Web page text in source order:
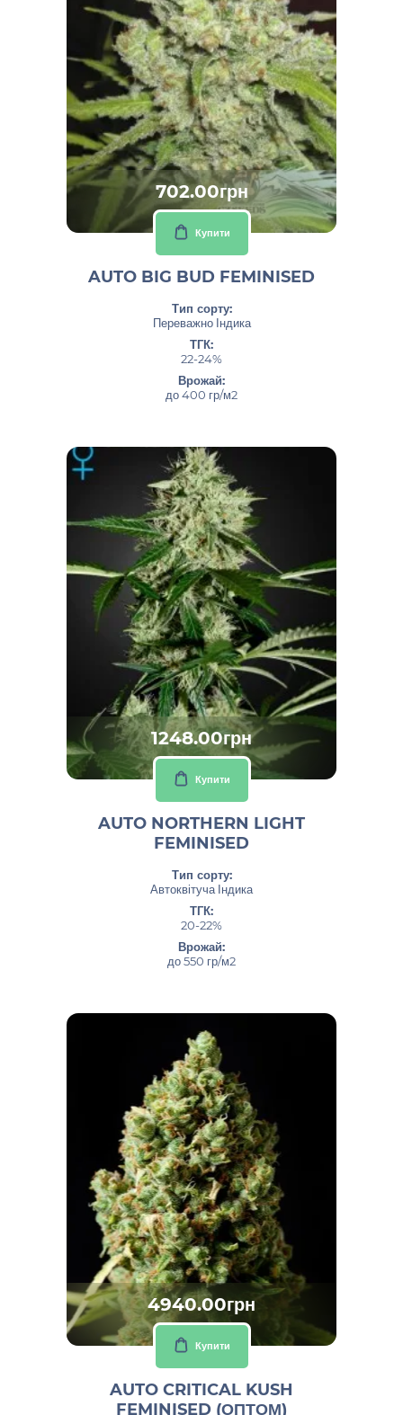
702.00грн
Купити
AUTO BIG BUD FEMINISED
Тип сорту:
Переважно Індика
ТГК:
22-24%
Врожай:
до 400 гр/м2
1248.00грн
Купити
AUTO NORTHERN LIGHT
FEMINISED
Тип сорту:
Автоквітуча Індика
ТГК:
20-22%
Врожай:
до 550 гр/м2
4940.00грн
Купити
AUTO CRITICAL KUSH
FEMINISED (ОПТОМ)